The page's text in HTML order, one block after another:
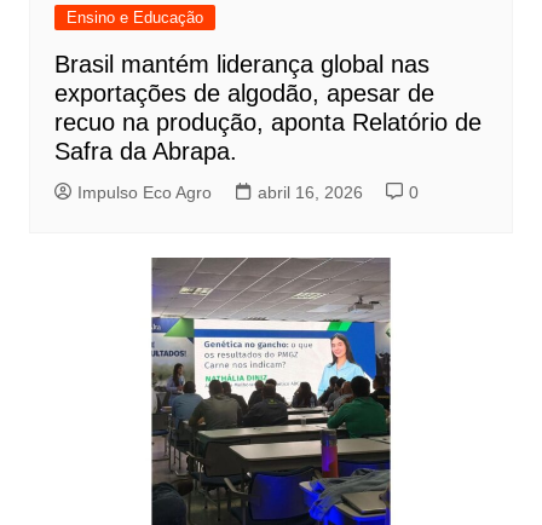
Ensino e Educação
Brasil mantém liderança global nas
exportações de algodão, apesar de
recuo na produção, aponta Relatório de
Safra da Abrapa.
Impulso Eco Agro abril 16, 2026 0